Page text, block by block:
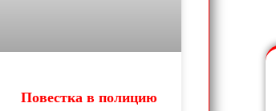
Повестка в полицию